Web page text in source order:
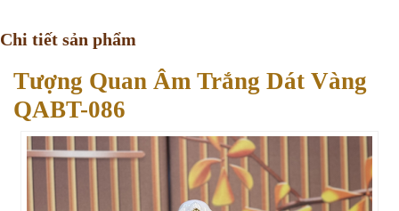
Chi tiết sản phẩm
Tượng Quan Âm Trắng Dát Vàng
QABT-086